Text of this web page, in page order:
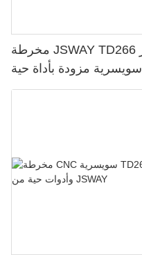
مخرطة JSWAY TD266 الكهربائية ذات 6 محاور CNC
سويسرية مزودة بأداة حية